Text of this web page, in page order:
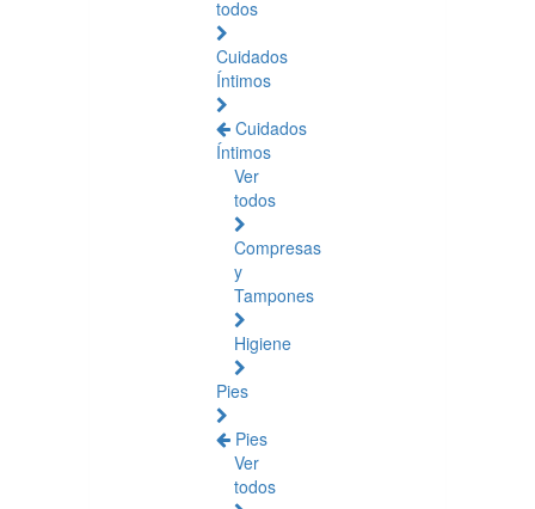
todos
Cuidados
Íntimos
Cuidados
Íntimos
Ver
todos
Compresas
y
Tampones
Higiene
Pies
Pies
Ver
todos